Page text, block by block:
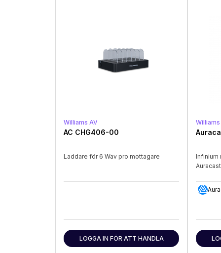
Williams AV
AC CHG406-00
Laddare för 6 Wav pro mottagare
LOGGA IN FÖR ATT HANDLA
Williams
Infinium